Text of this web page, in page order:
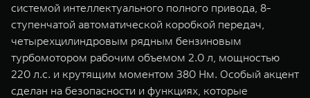
системой интеллектуального полного привода, 8-
ступенчатой автоматической коробкой передач,
четырехцилиндровым рядным бензиновым
турбомотором рабочим объемом 2.0 л, мощностью
220 л.с. и крутящим моментом 380 Нм. Особый акцент
сделан на безопасности и функциях, которые